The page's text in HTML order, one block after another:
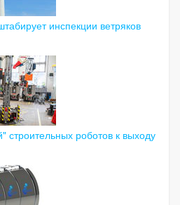
инспекции ветряков
строительных роботов к выходу